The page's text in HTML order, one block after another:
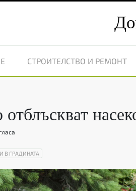
СТРОИТЕЛСТВО И РЕМОНТ
гласа
В ГРАДИНАТА